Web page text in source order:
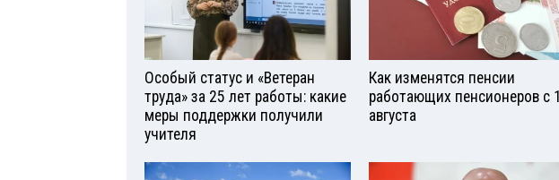
Особый статус и «Ветеран
труда» за 25 лет работы: какие
меры поддержки получили
учителя
Как изменятся пенсии
работающих пенсионеров с 1
августа